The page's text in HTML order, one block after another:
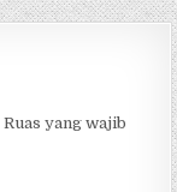
Ruas yang wajib